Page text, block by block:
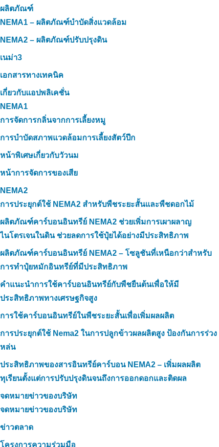
ผลิตภัณฑ์
NEMA1 – ผลิตภัณฑ์บำบัดสิ่งแวดล้อม
NEMA2 – ผลิตภัณฑ์ปรับปรุงดิน
เนม่า3
เอกสารทางเทคนิค
เกี่ยวกับแอปพลิเคชั่น
NEMA1
การจัดการกลิ่นจากการเลี้ยงหมู
การบำบัดสภาพแวดล้อมการเลี้ยงสัตว์ปีก
หน้าพิเศษเกี่ยวกับวัวนม
หน้าการจัดการของเสีย
NEMA2
การประยุกต์ใช้ NEMA2 สำหรับพืชระยะสั้นและพืชดอกไม้
ผลิตภัณฑ์คาร์บอนอินทรีย์ NEMA2 ช่วยเพิ่มการเผาผลาญ
ไนโตรเจนในดิน ช่วยลดการใช้ปุ๋ยได้อย่างมีประสิทธิภาพ
ผลิตภัณฑ์คาร์บอนอินทรีย์ NEMA2 – โซลูชันที่เหนือกว่าสำหรับ
การทำปุ๋ยหมักอินทรีย์ที่มีประสิทธิภาพ
คำแนะนำการใช้คาร์บอนอินทรีย์กับพืชยืนต้นเพื่อให้มี
ประสิทธิภาพทางเศรษฐกิจสูง
การใช้คาร์บอนอินทรีย์ในพืชระยะสั้นเพื่อเพิ่มผลผลิต
การประยุกต์ใช้ Nema2 ในการปลูกข้าวผลผลิตสูง ป้องกันการร่วง
หล่น
ประสิทธิภาพของสารอินทรีย์คาร์บอน NEMA2 – เพิ่มผลผลิต
ทุเรียนตั้งแต่การปรับปรุงดินจนถึงการออกดอกและติดผล
จดหมายข่าวของบริษัท
จดหมายข่าวของบริษัท
ข่าวตลาด
โครงการความร่วมมือ